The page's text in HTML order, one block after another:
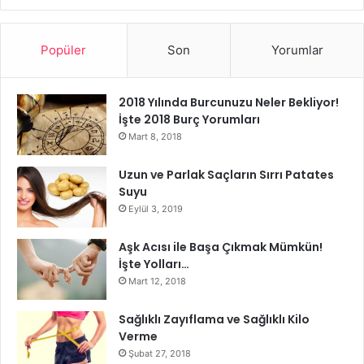
renklendirebilirsiniz.
sadece “yasaklar” üzerinden oluşturmak yerine,
sevdiğiniz sağlıklı besinleri tüketerek süreci daha
keyifli hale getirebilirsiniz.
Egzersizi rutininize ekleyin : Diyetle birlikte düzenli
egzersiz yapmak, kilo verme sürecini daha etkili hale
getirir ve enerji seviyenizi yükseltir. Sevdiğiniz bir
egzersiz türünü bulup ona odaklanabilirsiniz.
Destek Alın
Diyet sürecinde yalnız olmadığınızı bilmek,
motivasyonunuzu yüksek tutmanın en iyi yollarından
biridir.
Bir destek grubu oluşturun
Popüler Son Yorumlar
2018 Yılında Burcunuzu Neler Bekliyor!
İşte 2018 Burç Yorumları
Mart 8, 2018
Uzun ve Parlak Saçların Sırrı Patates
Suyu
Eylül 3, 2019
Aşk Acısı ile Başa Çıkmak Mümkün!
İşte Yolları…
Mart 12, 2018
Sağlıklı Zayıflama ve Sağlıklı Kilo
Verme
Şubat 27, 2018